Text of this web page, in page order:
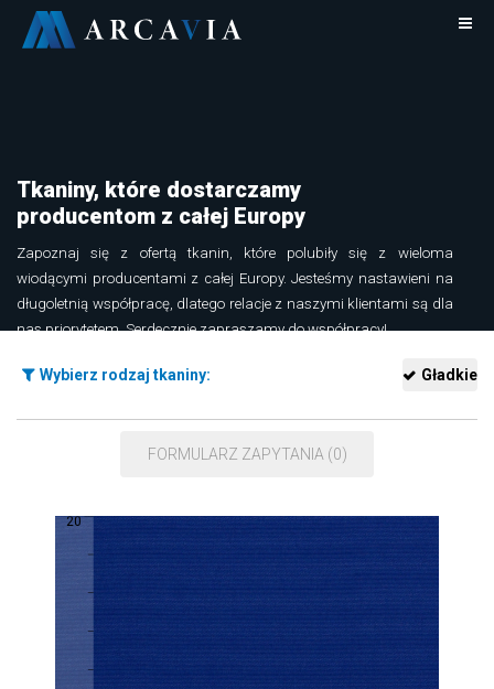
Tkaniny, które dostarczamy
producentom z całej Europy
Zapoznaj się z ofertą tkanin, które polubiły się z wieloma
wiodącymi producentami z całej Europy. Jesteśmy nastawieni na
długoletnią współpracę, dlatego relacje z naszymi klientami są dla
nas priorytetem. Serdecznie zapraszamy do współpracy!
Wybierz rodzaj tkaniny:
Gładkie
FORMULARZ ZAPYTANIA (0)